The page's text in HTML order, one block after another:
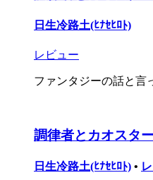
日生冷路土(ﾋﾅｾﾋﾛﾄ)
レビュー
ファンタジーの話と言
調律者とカオスタ
日生冷路土(ﾋﾅｾﾋﾛﾄ) •